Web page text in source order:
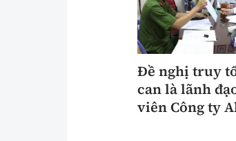
Đề nghị truy
can là lãnh
viên Công ty